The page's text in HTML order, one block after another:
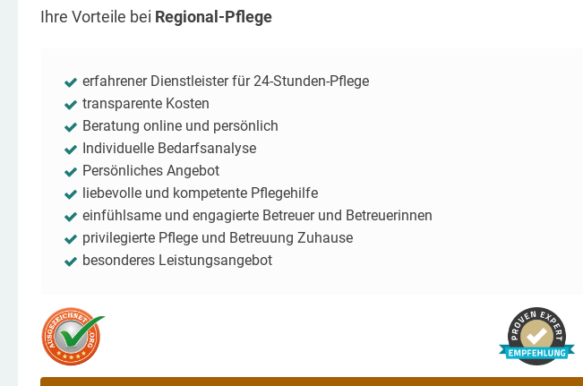
Ihre Vorteile bei Regional-Pflege
erfahrener Dienstleister für 24-Stunden-Pflege
transparente Kosten
Beratung online und persönlich
Individuelle Bedarfsanalyse
Persönliches Angebot
liebevolle und kompetente Pflegehilfe
einfühlsame und engagierte Betreuer und Betreuerinnen
privilegierte Pflege und Betreuung Zuhause
besonderes Leistungsangebot